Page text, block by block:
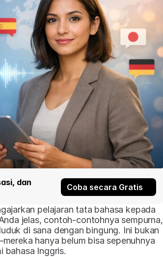
dan
Coba secara Gratis
pelajaran tata bahasa kepada
jelas, contoh-contohnya sempurna,
di sana dengan bingung. Ini bukan
hanya belum bisa sepenuhnya
bahasa Inggris.